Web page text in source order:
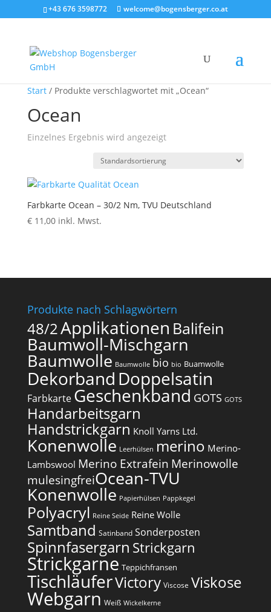
+43 676 3598772 welcome@bogensberger.co.at
Start/ Produkte verschlagwortet mit „Ocean“
Ocean
Einzelnes Ergebnis wird angezeigt
Farbkarte Ocean – 30/2 Nm, TVU Deutschland
€11,00 inkl. Mwst.
Produkte nach Schlagwörtern
48/2Applikationen Balifein
Baumwoll-Mischgarn
Baumwolle Baumwolle bio bio Buamwolle
Dekorband Doppelsatin
Farbkarte Geschenkband GOTS GOTS
Handarbeitsgarn
Handstrickgarn Knoll Yarns Ltd.
Konenwolle Leerhülsen merino Merino-
Lambswool Merino Extrafein Merinowolle
mulesingfrei​Ocean-TVU
Konenwolle Papierhülsen Pappkegel
Polyacryl Reine Seide Reine Wolle
Samtband Satinband Sonderposten
Spinnfasergarn Strickgarn
Strickgarne Teppichfransen
TischläuferVictory Viscose Viskose
Webgarn Weiß Wickelkerne